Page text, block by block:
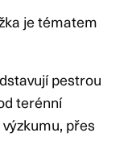
je tématem
pestrou
terénní
přes